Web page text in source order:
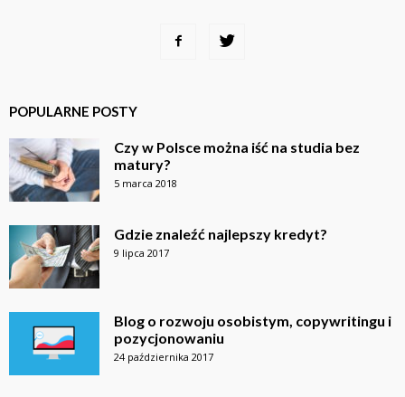
POPULARNE POSTY
Czy w Polsce można iść na studia bez
matury?
5 marca 2018
Gdzie znaleźć najlepszy kredyt?
9 lipca 2017
Blog o rozwoju osobistym, copywritingu i
pozycjonowaniu
24 października 2017